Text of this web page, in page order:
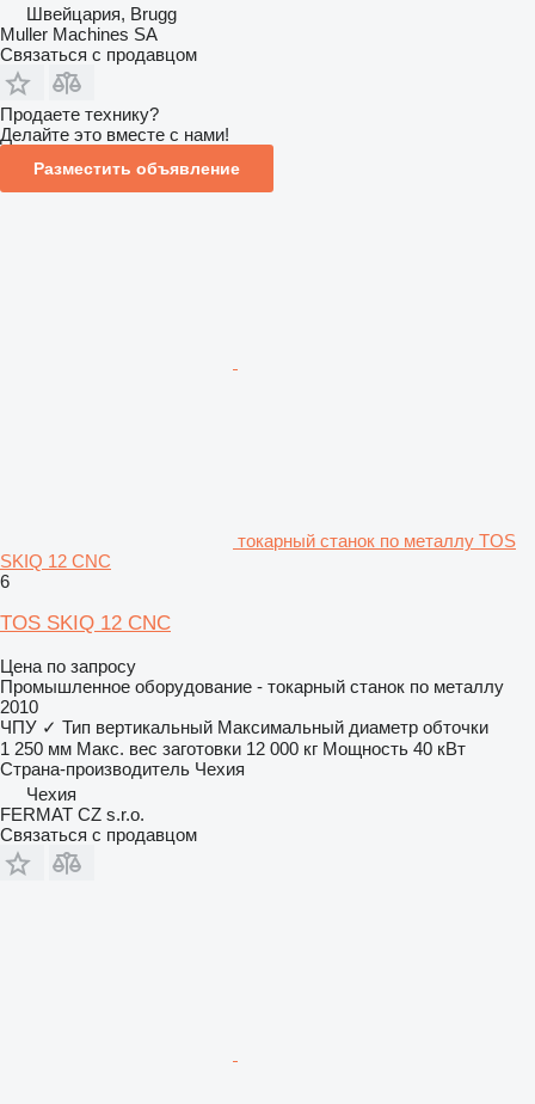
Швейцария, Brugg
Muller Machines SA
Связаться с продавцом
Продаете технику?
Делайте это вместе с нами!
Разместить объявление
токарный станок по металлу TOS
SKIQ 12 CNC
6
TOS SKIQ 12 CNC
Цена по запросу
Промышленное оборудование - токарный станок по металлу
2010
ЧПУ ✓ Тип вертикальный Максимальный диаметр обточки
1 250 мм Макс. вес заготовки 12 000 кг Мощность 40 кВт
Страна-производитель Чехия
Чехия
FERMAT CZ s.r.o.
Связаться с продавцом